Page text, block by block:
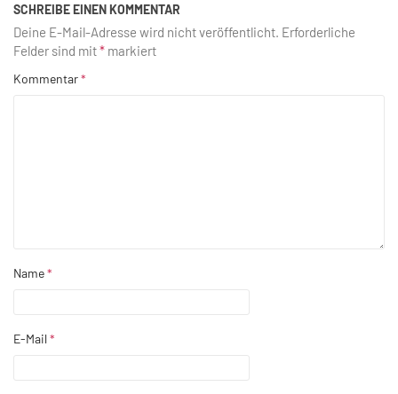
SCHREIBE EINEN KOMMENTAR
Deine E-Mail-Adresse wird nicht veröffentlicht. Erforderliche
Felder sind mit* markiert
Kommentar*
Name*
E-Mail*